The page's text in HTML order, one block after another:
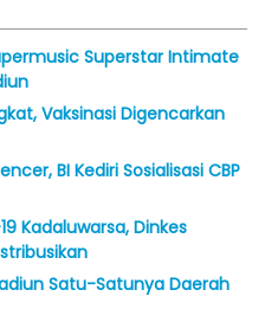
Superstar Intimate
Vaksinasi Digencarkan
BI Kediri Sosialisasi CBP
Kadaluwarsa, Dinkes
Satu-Satunya Daerah